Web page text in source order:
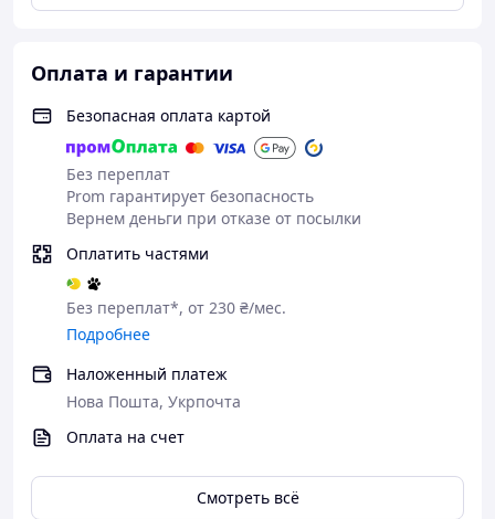
Оплата и гарантии
Безопасная оплата картой
Без переплат
Prom гарантирует безопасность
Вернем деньги при отказе от посылки
Оплатить частями
Без переплат*, от 230 ₴/мес.
Подробнее
Наложенный платеж
Нова Пошта, Укрпочта
Оплата на счет
Смотреть всё